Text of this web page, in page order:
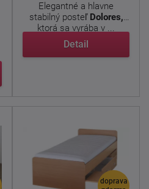
Elegantné a hlavne
stabilný posteľ Dolores,
ktorá sa vyrába v ...
Detail
doprava